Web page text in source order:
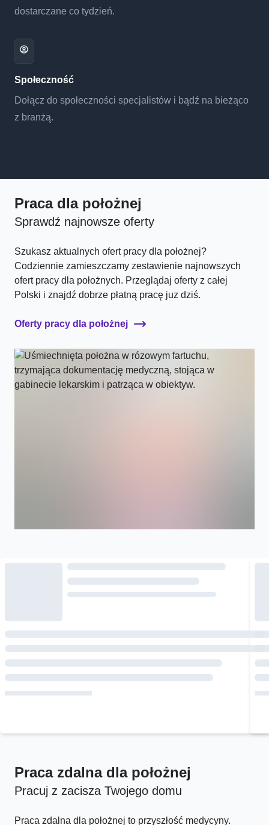
dostarczane co tydzień.
Społeczność
Dołącz do społeczności specjalistów i bądź na bieżąco
z branżą.
Praca dla położnej
Sprawdź najnowsze oferty
Szukasz aktualnych ofert pracy dla położnej?
Codziennie zamieszczamy zestawienie najnowszych
ofert pracy dla położnych. Przeglądaj oferty z całej
Polski i znajdź dobrze płatną pracę juz dziś.
Oferty pracy dla położnej
Praca zdalna dla położnej
Pracuj z zacisza Twojego domu
Praca zdalna dla położnej to przyszłość medycyny.